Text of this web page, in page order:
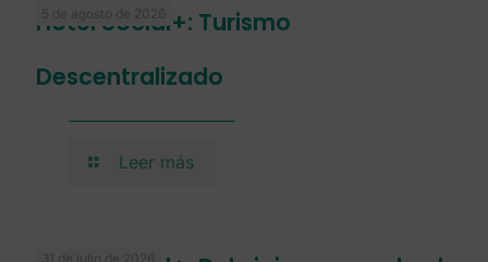
5 de agosto de 2026
Hotel Social+: Turismo
Descentralizado
Leer más
31 de julio de 2026